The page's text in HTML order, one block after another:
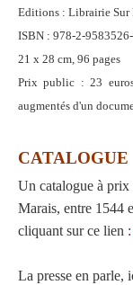
Editions : Librairie Sur
ISBN : 978-2-
21 x 28 cm, 96 pages
Prix public : 23
augmentés d'un
CATALOGUE
Un catalogue à prix
Marais, entre 1544
cliquant sur ce lien :
La presse en parle,